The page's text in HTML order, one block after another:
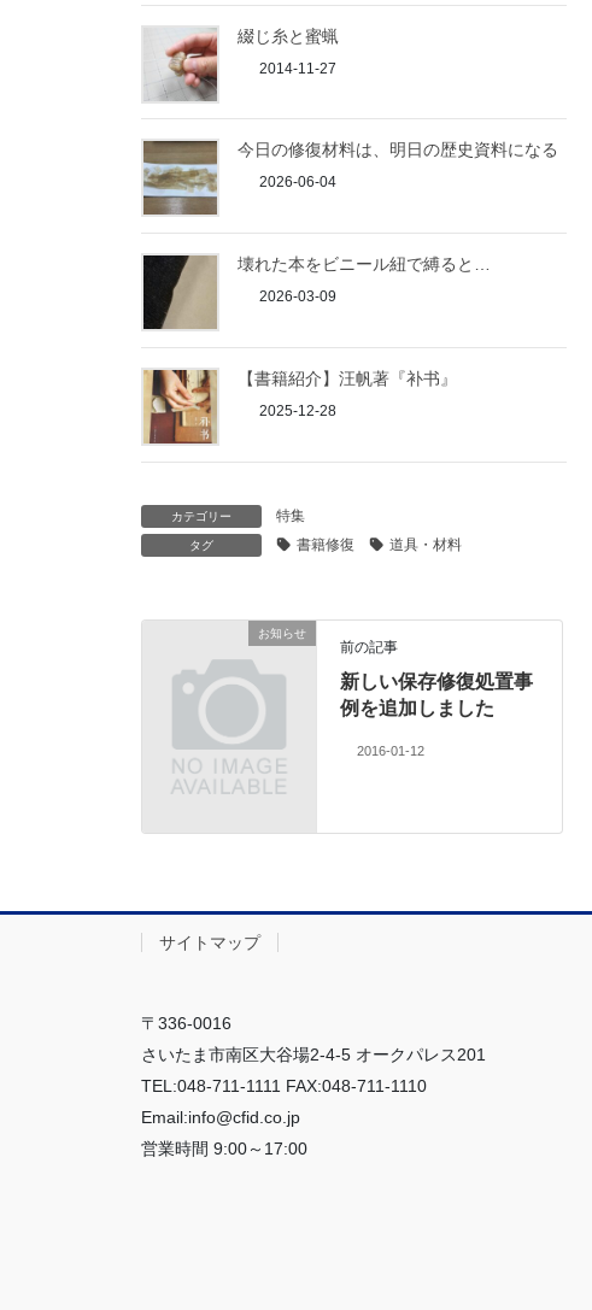
綴じ糸と蜜蝋
2014-11-27
今日の修復材料は、明日の歴史資料になる
2026-06-04
壊れた本をビニール紐で縛ると…
2026-03-09
【書籍紹介】汪帆著『补书』
2025-12-28
カテゴリー 特集
タグ 書籍修復 道具・材料
お知らせ
前の記事
新しい保存修復処置事
例を追加しました
2016-01-12
サイトマップ
〒336-0016
さいたま市南区大谷場2-4-5 オークパレス201
TEL:048-711-1111 FAX:048-711-1110
Email:info@cfid.co.jp
営業時間 9:00～17:00